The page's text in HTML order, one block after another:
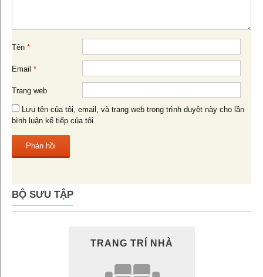
Tên *
Email *
Trang web
Lưu tên của tôi, email, và trang web trong trình duyệt này cho lần
bình luận kế tiếp của tôi.
BỘ SƯU TẬP
TRANG TRÍ NHÀ